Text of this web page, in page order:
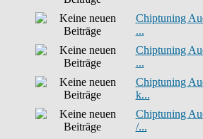
Chiptuning
...
Chiptuning
...
Chiptuning
k...
Chiptuning
/...